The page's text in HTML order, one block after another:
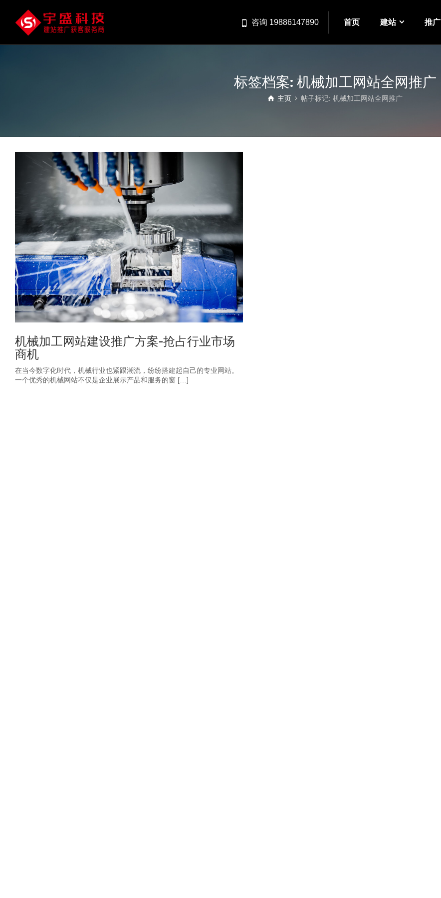
咨询 19886147890 首页 建站 推广
标签档案: 机械加工网站全网推广
主页 帖子标记: 机械加工网站全网推广
机械加工网站建设推广方案-抢占行业市场
商机
在当今数字化时代，机械行业也紧跟潮流，纷纷搭建起自己的专业网站。
一个优秀的机械网站不仅是企业展示产品和服务的窗 […]